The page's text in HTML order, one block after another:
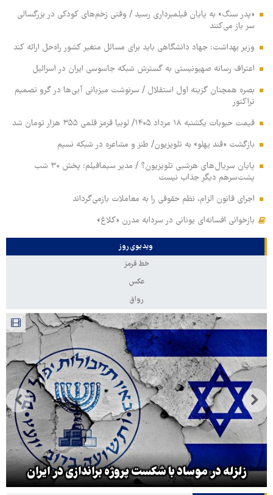
«پدر سنگ» به پایان فیلمبرداری رسید / وقتی زخم‌های کودکی در بزرگسالی
سر باز می‌کنند
وزیر بهداشت: جهاد دانشگاهی باید برای مسائل متغیر کشور راه‌حل ارائه کند
اعتراف رسانه صهیونیستی به گسترش شبکه جاسوسی ایران در اسرائیل
بصره همچنان گزینه اول استقلال / سرنوشت میزبانی آبی‌ها در گرو تصمیم
تراکتور
قیمت حبوبات یکشنبه ۱۸ مرداد ۱۴۰۵/ لوبیا قرمز قلمی ۳۵۵ هزار تومان شد
بازگشت «قند پهلو» به تلویزیون/ طنز و مشاعره در شبکه نسیم
پایان سریال‌های هرشبی تلویزیون؟ / مدیر سیمافیلم: پخش ۳۰ شب
پشت‌سرهم دیگر جذاب نیست
اجرای قانون الزام، نظم حقوقی را به معاملات بازمی‌گرداند
بازخوانی افسانه‌ای یونانی در سردابه مدرن «کلاغ»
ویدیوی روز
خط قرمز
عکس
رواق
زلزله در موساد با شکست پروژه براندازی در ایران